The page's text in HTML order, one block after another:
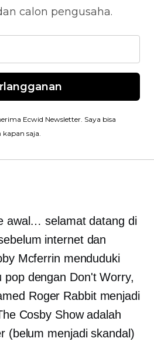
calon pengusaha.
Ecwid Newsletter. Saya bisa
saja.
awal… selamat datang di
internet dan
Mcferrin menduduki
pop dengan Don't Worry,
Roger Rabbit menjadi
Cosby Show adalah
(belum menjadi skandal)